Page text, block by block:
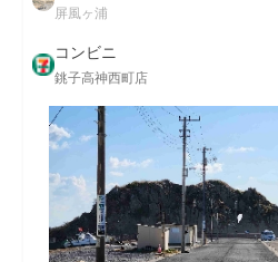
屏風ヶ浦
コンビニ
銚子高神西町店